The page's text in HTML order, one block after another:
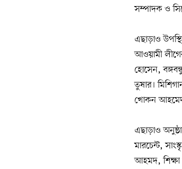
সম্পাদক ও
এছাড়াও
আওয়ামী
হোসেন,
তুষার।
খোকন
এছাড়াও
মারচেন্ট,
আহমদ,